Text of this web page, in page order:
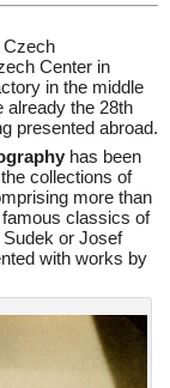
Czech
Center in
in the middle
already the 28th
presented abroad.
has been
collections of
more than
classics of
or Josef
with works by